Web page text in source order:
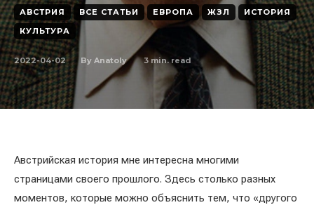
АВСТРИЯ ВСЕ СТАТЬИ ЕВРОПА ЖЗЛ
ИСТОРИЯ
КУЛЬТУРА
2022-04-02 By Anatoly 3min. read
Австрийская история мне интересна многими
страницами своего прошлого. Здесь столько разных
моментов, которые можно объяснить тем, что «другого